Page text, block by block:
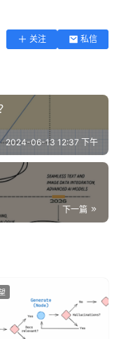
关注
私信
2024-06-13 12:37 下午
下一篇